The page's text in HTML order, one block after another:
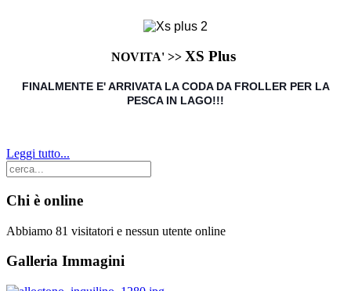
NOVITA' >> XS Plus
FINALMENTE E' ARRIVATA LA CODA DA FROLLER PER LA
PESCA IN LAGO!!!
Leggi tutto...
Chi è online
Abbiamo 81 visitatori e nessun utente online
Galleria Immagini